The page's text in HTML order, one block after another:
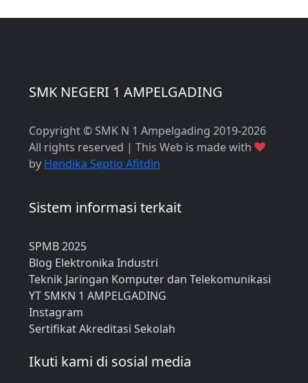
SMK NEGERI 1 AMPELGADING
Copyright © SMK N 1 Ampelgading 2019-2026
All rights reserved | This Web is made with
by Hendika Septio Afitdin
Sistem informasi terkait
SPMB 2025
Blog Elektronika Industri
Teknik Jaringan Komputer dan Telekomunikasi
YT SMKN 1 AMPELGADING
Instagram
Sertifikat Akreditasi Sekolah
Ikuti kami di sosial media